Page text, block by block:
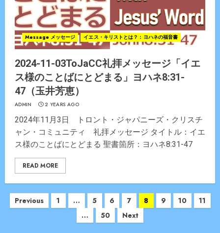
Message メッセージ イエス・キリストとは？：ヨハネの福音書
2024-11-03ToJaCC礼拝メッセージ「イエ
ス様のことばにとどまる」ヨハネ8:31-
47（玉井芳恵）
ADMIN 2 YEARS AGO
2024年11月3日 トロント・ジャパニーズ・クリスチ
ャン・コミュニティ 礼拝メッセージ タイトル：イエ
ス様のことばにとどまる 聖書箇所：ヨハネ8:31-47
READ MORE
Posts
Previous 1 … 5 6 7 8 9 10
11
…
50 Next